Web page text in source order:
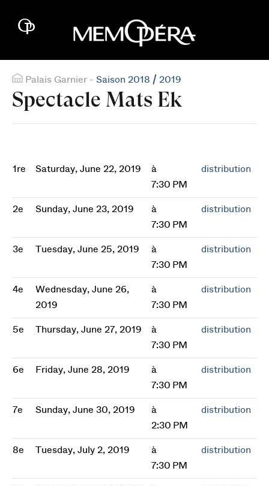
Palais Garnier - Saison 2018 / 2019
Spectacle Mats Ek
1re Saturday, June 22, 2019
à
7:30 PM
distribution
2e Sunday, June 23, 2019
à
7:30 PM
distribution
3e Tuesday, June 25, 2019
à
7:30 PM
distribution
4e
Wednesday, June 26,
2019
à
7:30 PM
distribution
5e Thursday, June 27, 2019
à
7:30 PM
distribution
6e Friday, June 28, 2019
à
7:30 PM
distribution
7e Sunday, June 30, 2019
à
2:30 PM
distribution
8e Tuesday, July 2, 2019
à
7:30 PM
distribution